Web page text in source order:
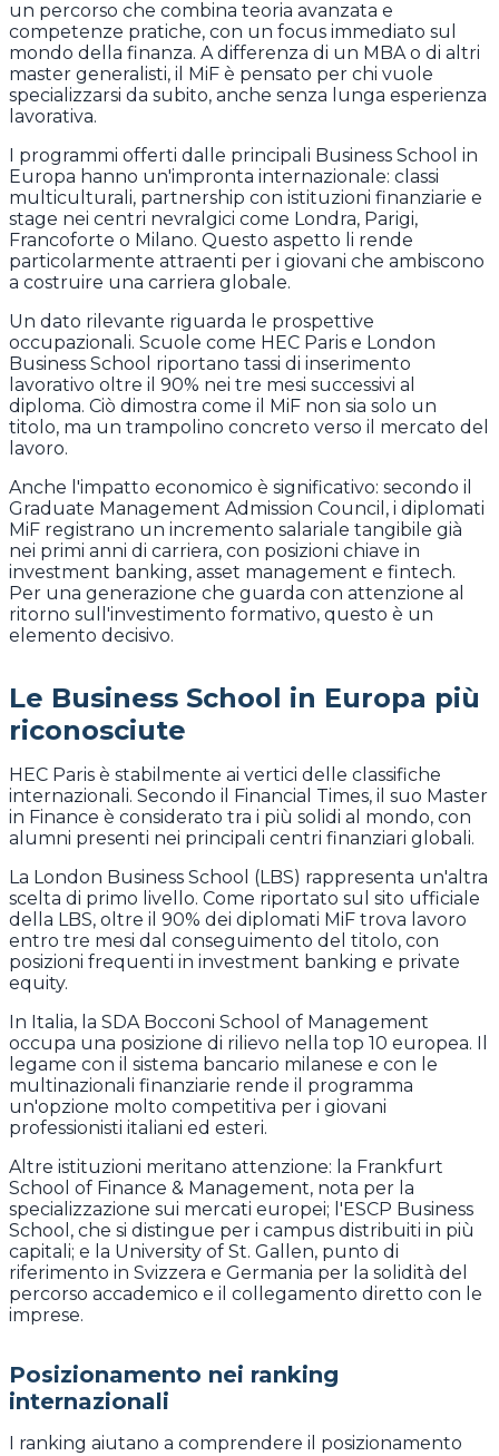
un percorso che combina teoria avanzata e
competenze pratiche, con un focus immediato sul
mondo della finanza. A differenza di un MBA o di altri
master generalisti, il MiF è pensato per chi vuole
specializzarsi da subito, anche senza lunga esperienza
lavorativa.
I programmi offerti dalle principali Business School in
Europa hanno un'impronta internazionale: classi
multiculturali, partnership con istituzioni finanziarie e
stage nei centri nevralgici come Londra, Parigi,
Francoforte o Milano. Questo aspetto li rende
particolarmente attraenti per i giovani che ambiscono
a costruire una carriera globale.
Un dato rilevante riguarda le prospettive
occupazionali. Scuole come HEC Paris e London
Business School riportano tassi di inserimento
lavorativo oltre il 90% nei tre mesi successivi al
diploma. Ciò dimostra come il MiF non sia solo un
titolo, ma un trampolino concreto verso il mercato del
lavoro.
Anche l'impatto economico è significativo: secondo il
Graduate Management Admission Council, i diplomati
MiF registrano un incremento salariale tangibile già
nei primi anni di carriera, con posizioni chiave in
investment banking, asset management e fintech.
Per una generazione che guarda con attenzione al
ritorno sull'investimento formativo, questo è un
elemento decisivo.
Le Business School in Europa più
riconosciute
HEC Paris è stabilmente ai vertici delle classifiche
internazionali. Secondo il Financial Times, il suo Master
in Finance è considerato tra i più solidi al mondo, con
alumni presenti nei principali centri finanziari globali.
La London Business School (LBS) rappresenta un'altra
scelta di primo livello. Come riportato sul sito ufficiale
della LBS, oltre il 90% dei diplomati MiF trova lavoro
entro tre mesi dal conseguimento del titolo, con
posizioni frequenti in investment banking e private
equity.
In Italia, la SDA Bocconi School of Management
occupa una posizione di rilievo nella top 10 europea. Il
legame con il sistema bancario milanese e con le
multinazionali finanziarie rende il programma
un'opzione molto competitiva per i giovani
professionisti italiani ed esteri.
Altre istituzioni meritano attenzione: la Frankfurt
School of Finance & Management, nota per la
specializzazione sui mercati europei; l'ESCP Business
School, che si distingue per i campus distribuiti in più
capitali; e la University of St. Gallen, punto di
riferimento in Svizzera e Germania per la solidità del
percorso accademico e il collegamento diretto con le
imprese.
Posizionamento nei ranking
internazionali
I ranking aiutano a comprendere il posizionamento